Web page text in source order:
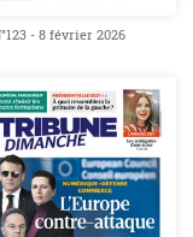
- 8 février 2026